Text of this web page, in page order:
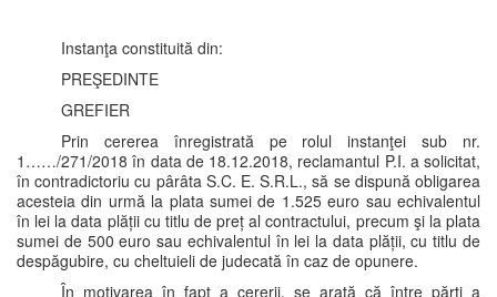
Instanţa constituită din:
PREŞEDINTE
GREFIER
Prin cererea înregistrată pe rolul instanţei sub nr.
1……/271/2018 în data de 18.12.2018, reclamantul P.I. a solicitat,
în contradictoriu cu pârâta S.C. E. S.R.L., să se dispună obligarea
acesteia din urmă la plata sumei de 1.525 euro sau echivalentul
în lei la data plății cu titlu de preț al contractului, precum şi la plata
sumei de 500 euro sau echivalentul în lei la data plății, cu titlu de
despăgubire, cu cheltuieli de judecată în caz de opunere.
În motivarea în fapt a cererii, se arată că între părţi a